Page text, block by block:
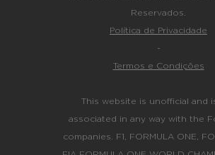
Reservados.
Política de Privacidade
-
Termos e Condições
This website is unofficial and
associated in any way with the
companies. F1, FORMULA ONE,